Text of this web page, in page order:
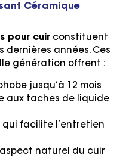
Céramique
pour cuir constituent
dernières années. Ces
génération offrent :
jusqu’à 12 mois
aux taches de liquide
qui facilite l’entretien
naturel du cuir